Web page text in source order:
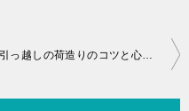
引っ越しの荷造りのコツと心構えを紹介！